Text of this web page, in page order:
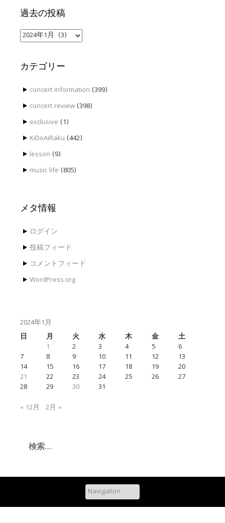
過去の投稿
過
去
投
稿
カテゴリー
concert information (399)
concert review(398)
exclusive (1)
KiDoAiRaku (442)
lesson (9)
music life (805)
メタ情報
ログイン
投稿フィード
コメントフィード
WordPress.org
2024年1月
日
月 火 水 木 金
土
1
2 3 4 5
6
7
8 9 10 11 12
13
14
15 16 17 18 19
20
21
22 23 24 25 26
27
28
29 30
31
« 12月
2月 »